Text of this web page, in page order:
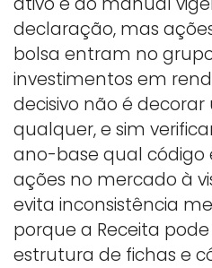
declaração, mas
bolsa entram no
investimentos em
decisivo não é
qualquer, e sim
ano-base qual código
ações no mercado à
evita inconsistência
porque a Receita
estrutura de fichas e